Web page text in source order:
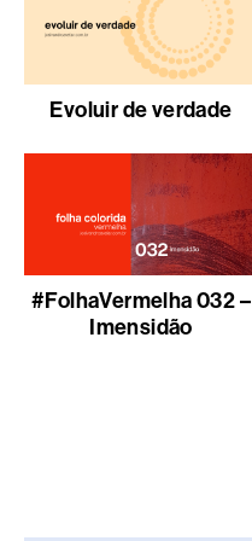
Evoluir de verdade
#FolhaVermelha 032 –
Imensidão